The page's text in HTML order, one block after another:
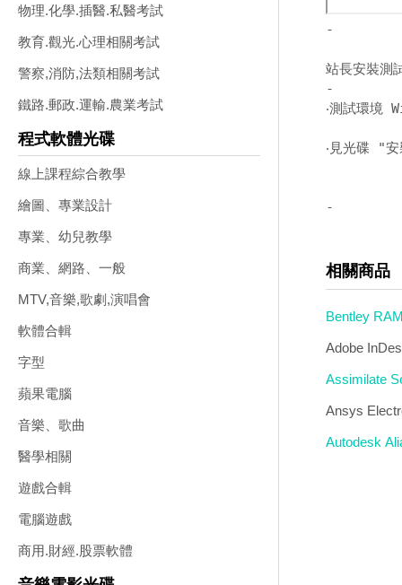
物理.化學.插醫.私醫考試
教育.觀光.心理相關考試
警察,消防,法類相關考試
鐵路.郵政.運輸.農業考試
程式軟體光碟
線上課程綜合教學
繪圖、專業設計
專業、幼兒教學
商業、網路、一般
MTV,音樂,歌劇,演唱會
軟體合輯
字型
蘋果電腦
音樂、歌曲
醫學相關
遊戲合輯
電腦遊戲
商用.財經.股票軟體
-
站長安裝測
-
‧測試環境
‧見光碟 "
-
相關商品
Bentley
Adobe
Assimilate
Ansys
Autodesk